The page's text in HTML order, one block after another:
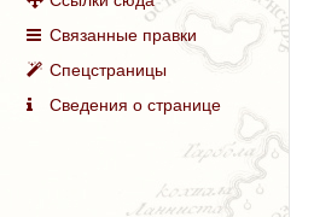
Связанные правки
Спецстраницы
Сведения о странице